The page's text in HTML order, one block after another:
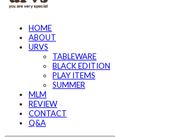
HOME
ABOUT
URVS
TABLEWARE
BLACK EDITION
PLAY ITEMS
SUMMER
MLM
REVIEW
CONTACT
Q&A